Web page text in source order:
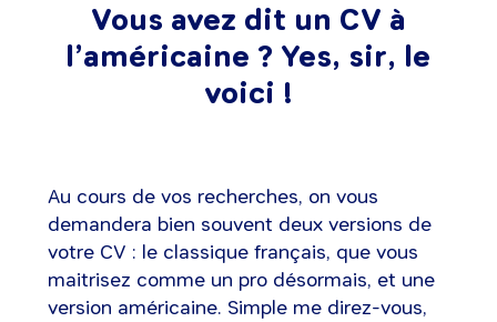
Vous avez dit un CV à
l’américaine ? Yes, sir, le
voici !
Au cours de vos recherches, on vous
demandera bien souvent deux versions de
votre CV : le classique français, que vous
maitrisez comme un pro désormais, et une
version américaine. Simple me direz-vous,